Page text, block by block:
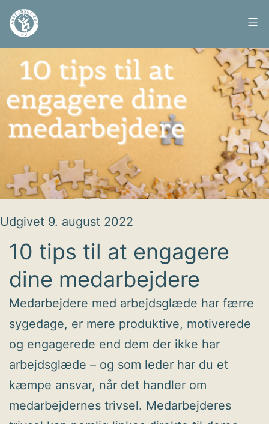
Fortsæt
Arbejdsglæde
Udgivet 9. august 2022
10 tips til at engagere
dine medarbejdere
Medarbejdere med arbejdsglæde har færre
sygedage, er mere produktive, motiverede
og engagerede end dem der ikke har
arbejdsglæde – og som leder har du et
kæmpe ansvar, når det handler om
medarbejdernes trivsel. Medarbejderes